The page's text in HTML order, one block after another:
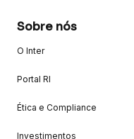
Sobre nós
O Inter
Portal RI
Ética e Compliance
Investimentos